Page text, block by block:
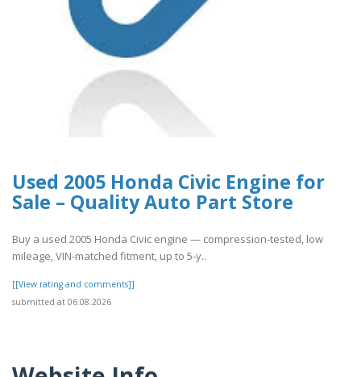
Used 2005 Honda Civic Engine for
Sale – Quality Auto Part Store
Buy a used 2005 Honda Civic engine — compression-tested, low
mileage, VIN-matched fitment, up to 5-y..
[[View rating and comments]]
submitted at 06.08.2026